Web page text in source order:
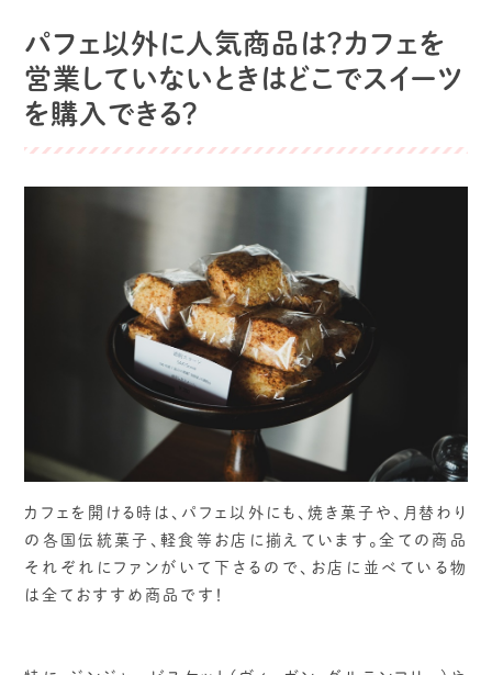
パフェ以外に人気商品は？カフェを
営業していないときはどこでスイーツ
を購入できる？
カフェを開ける時は、パフェ以外にも、焼き菓子や、月替わり
の各国伝統菓子、軽食等お店に揃えています。全ての商品
それぞれにファンがいて下さるので、お店に並べている物
は全ておすすめ商品です！